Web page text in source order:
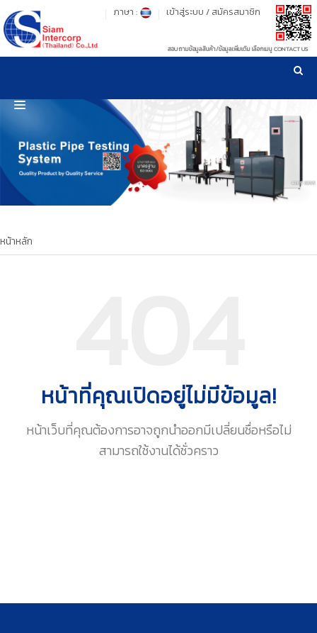
รู้ลึก รู้จริง เรื่องเครื่องมือทดสอบวัสดุ ! ยืน 1 เรื่องมาตรฐานการให้บริการ
เข้าสู่ระบบ / สมัครสมาชิก
ภาษา :
สอบถามข้อมูลสินค้า/ข้อมูลเพิ่มเติม เลือกเมนู CONTACT US
HOME
PRODUCT
OUR CLIENTS
OUR WORKS
หน้าหลัก
หน้าที่คุณเปิดอยู่ไม่มีข้อมูล!
หน้าเว็บที่คุณต้องการอาจถูกนำออกมีเปลี่ยนชื่อหรือไม่
สามารถใช้งานได้ชั่วคราว